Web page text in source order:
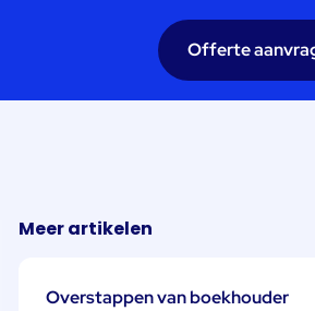
Offerte
Meer artikelen
Overstappen van boekhouder